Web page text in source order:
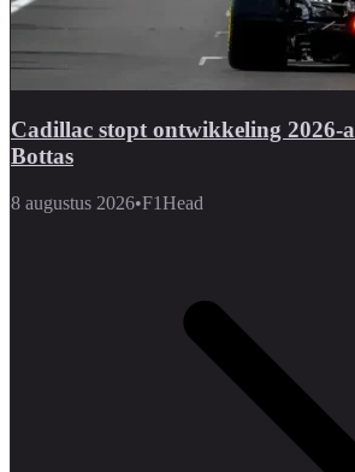
Cadillac stopt ontwikkeling 2026-
Bottas
8 augustus 2026•F1Head